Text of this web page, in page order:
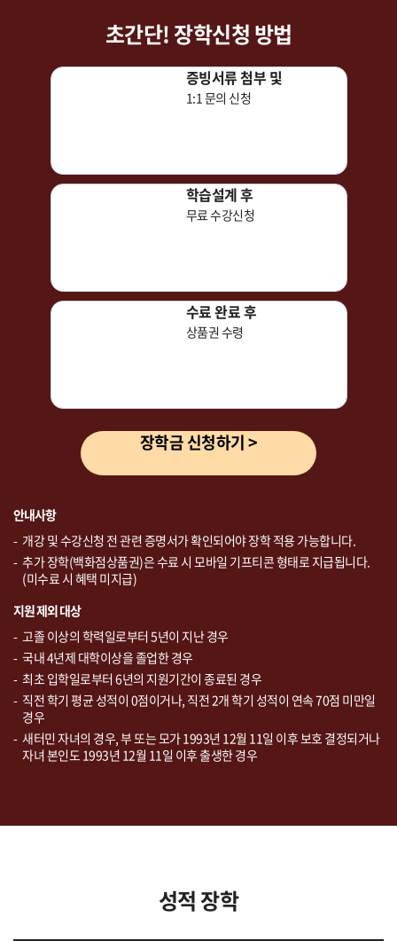
초간단! 장학신청 방법
증빙서류 첨부 및
1:1 문의 신청
학습설계 후
무료 수강신청
수료 완료 후
상품권 수령
장학금 신청하기 >
안내사항
개강 및 수강신청 전 관련 증명서가 확인되어야 장학 적용 가능합니다.
추가 장학(백화점상품권)은 수료 시 모바일 기프티콘 형태로 지급됩니다.
(미수료 시 혜택 미지급)
지원 제외 대상
고졸 이상의 학력일로부터 5년이 지난 경우
국내 4년제 대학이상을 졸업한 경우
최초 입학일로부터 6년의 지원기간이 종료된 경우
직전 학기 평균 성적이 0점이거나, 직전 2개 학기 성적이 연속 70점 미만일
경우
새터민 자녀의 경우, 부 또는 모가 1993년 12월 11일 이후 보호 결정되거나
자녀 본인도 1993년 12월 11일 이후 출생한 경우
성적 장학